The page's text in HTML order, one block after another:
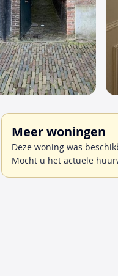
Meer woningen
Deze woning was
Mocht u het actuele